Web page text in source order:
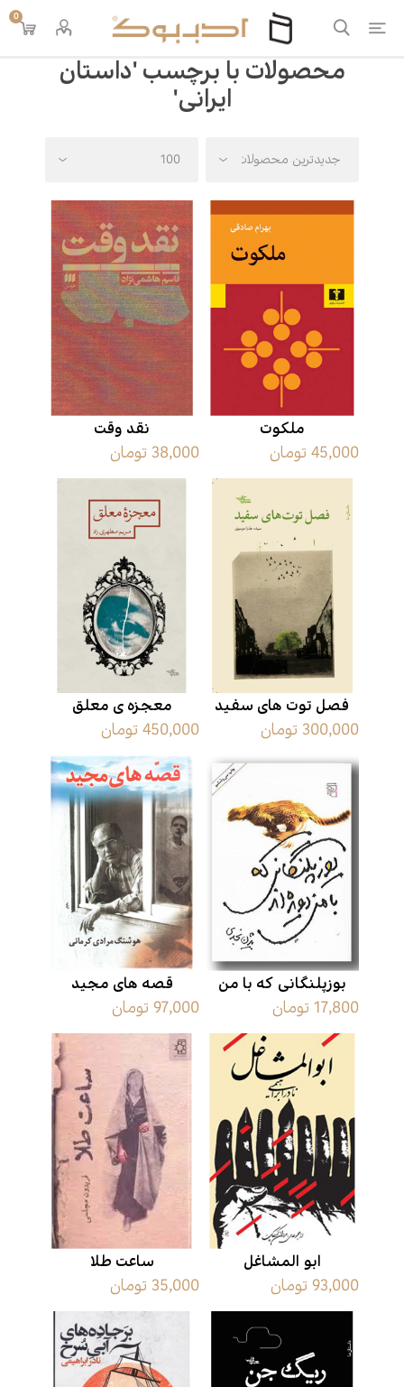
0
محصولات با برچسب 'داستان
ایرانی'
ملکوت
45,000 تومان
نقد وقت
38,000 تومان
فصل توت های سفید
300,000 تومان
معجزه ی معلق
450,000 تومان
بوزپلنگانی که با من
دویده اند 17,800 تومان
قصه های مجید
97,000 تومان
ابو المشاغل
93,000 تومان
ساعت طلا
35,000 تومان